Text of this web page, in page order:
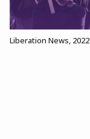
Liberation News, 2022